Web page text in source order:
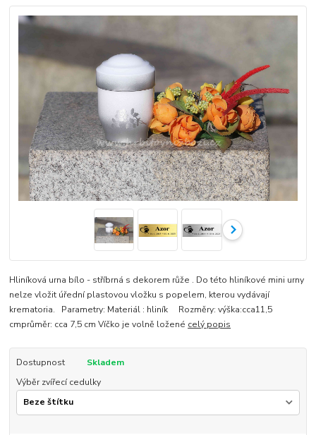
Hliníková urna bílo - stříbrná s dekorem růže . Do této hliníkové mini urny
nelze vložit úřední plastovou vložku s popelem, kterou vydávají
krematoria. Parametry: Materiál : hliník Rozměry: výška:cca11,5
cmprůměr: cca 7,5 cm Víčko je volně ložené celý popis
Dostupnost
Skladem
Výběr zvířecí cedulky